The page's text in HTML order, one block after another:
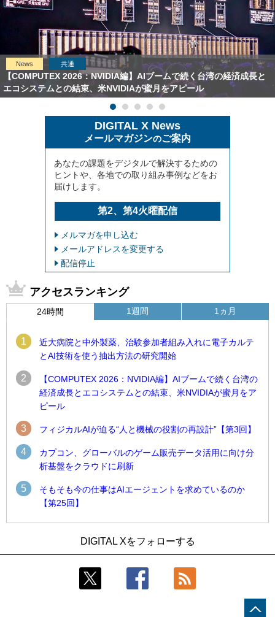
News 共通
【COMPUTEX 2026：NVIDIA編】AIブームで続く台湾の経済成長と
エコシステムとの結束、米NVIDIAが蜜月をアピール
DIGITAL X News
メールマガジンのご案内
あなたの課題をデジタルで解決するための
ヒントや、各地での取り組み事例などをお
届けします。
第2、第4火曜配信
メルマガを申し込む
メールアドレスを変更する
配信停止
アクセスランキング
24時間
1
近大病院と中外製薬、治験参加者組み入れに電子カルテ
とAI技術を使う抽出方法の研究開始
2
【COMPUTEX 2026：NVIDIA編】AIブームで続く台湾の
経済成長とエコシステムとの結束、米NVIDIAが蜜月をア
ピール
3 フィジカルAIが迫る“人と機械の役割の再設計”【第3回】
4
カプコン、グローバルのゲーム販売データ活用に向け分
析基盤をクラウドに刷新
5
そもそも今の仕事はAIエージェントを求めているのか
【第25回】
1週間
技術を使う抽出方法の研究開始
Umios、消費者起点の販売計画策定に向けたAIシステムを本格
1ヵ月
合基盤を本格稼働
鹿島建設、鋼管柱へのコンクリート充填時の異常を検出する
AIを遠隔監視システムに実装
DIGITAL Xをフォローする